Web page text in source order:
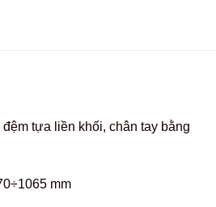
tựa liền khối, chân tay bằng
mm